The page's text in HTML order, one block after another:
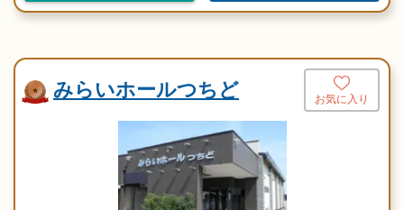
みらいホールつちど お気に入り